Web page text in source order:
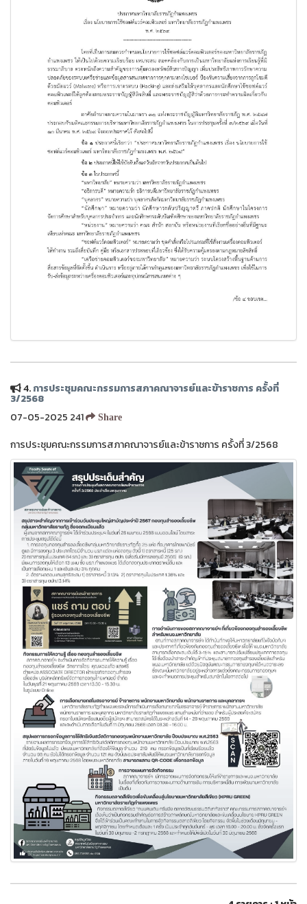
4.การประชุมคณะกรรมการสภาคณาจารย์และข้าราชการ ครั้งที่
3/2568
07-05-2025 241
Share
การประชุมคณะกรรมการสภาคณาจารย์และข้าราชการ ครั้งที่ 3/2568